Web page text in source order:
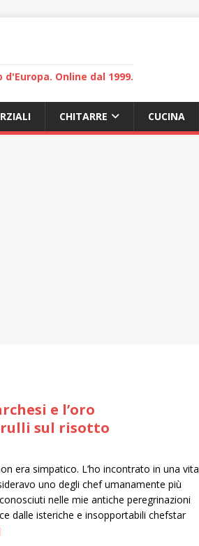
Online dal 1999.
CHITARRE CUCINA
e l’oro
sul risotto
era simpatico. L’ho incontrato in una vita
uno degli chef umanamente più
nelle mie antiche peregrinazioni
dalle isteriche e insopportabili chefstar